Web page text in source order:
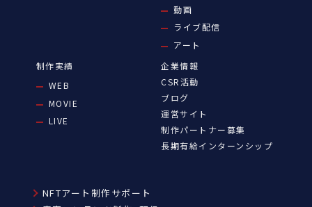
動画
ライブ配信
アート
制作実績
WEB
MOVIE
LIVE
企業情報
CSR活動
ブログ
運営サイト
制作パートナー募集
長期有給インターンシップ
NFTアート制作サポート